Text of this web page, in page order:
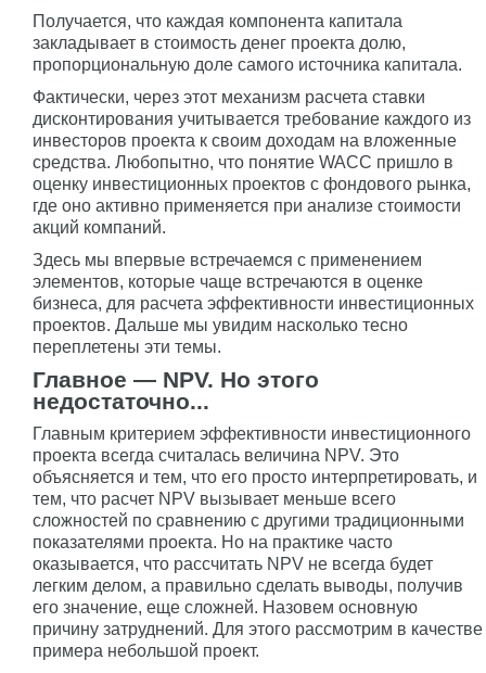
Получается, что каждая компонента капитала
закладывает в стоимость денег проекта долю,
пропорциональную доле самого источника капитала.
Фактически, через этот механизм расчета ставки
дисконтирования учитывается требование каждого из
инвесторов проекта к своим доходам на вложенные
средства. Любопытно, что понятие WACC пришло в
оценку инвестиционных проектов с фондового рынка,
где оно активно применяется при анализе стоимости
акций компаний.
Здесь мы впервые встречаемся с применением
элементов, которые чаще встречаются в оценке
бизнеса, для расчета эффективности инвестиционных
проектов. Дальше мы увидим насколько тесно
переплетены эти темы.
Главное — NPV. Но этого
недостаточно...
Главным критерием эффективности инвестиционного
проекта всегда считалась величина NPV. Это
объясняется и тем, что его просто интерпретировать, и
тем, что расчет NPV вызывает меньше всего
сложностей по сравнению с другими традиционными
показателями проекта. Но на практике часто
оказывается, что рассчитать NPV не всегда будет
легким делом, а правильно сделать выводы, получив
его значение, еще сложней. Назовем основную
причину затруднений. Для этого рассмотрим в качестве
примера небольшой проект.